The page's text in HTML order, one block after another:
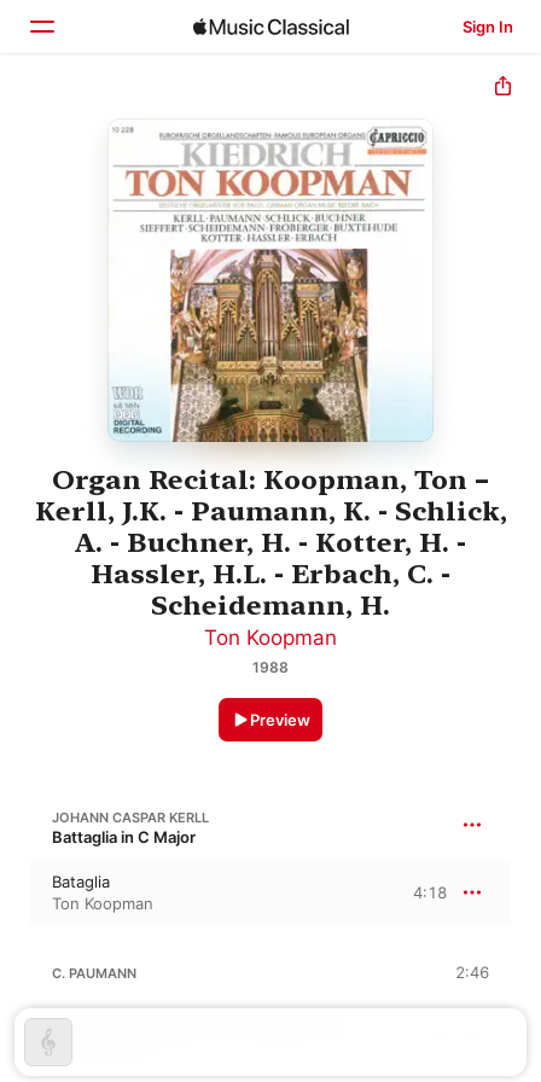
Sign In
Browse
Search
Organ Recital: Koopman, Ton –
Kerll, J.K. - Paumann, K. - Schlick,
A. - Buchner, H. - Kotter, H. -
Hassler, H.L. - Erbach, C. -
Scheidemann, H.
Ton Koopman
1988
Preview
JOHANN CASPAR KERLL
Battaglia in C Major
Bataglia
Ton Koopman
4:18
C. PAUMANN 2:46
Wach auf mein Hort der leucht dorther
Ton Koopman